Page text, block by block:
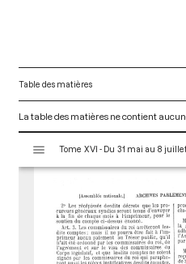
Table des matières
La table des matières ne contient
s
Tome XVI - Du 31 mai au 8